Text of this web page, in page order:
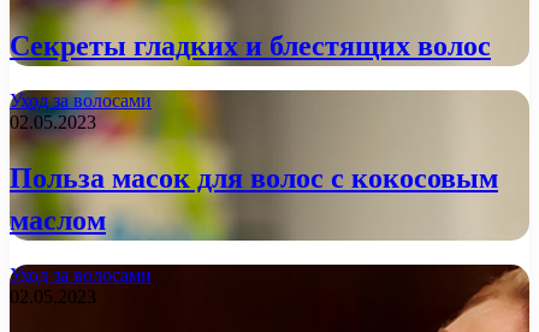
Секреты гладких и блестящих волос
Уход за волосами
02.05.2023
Польза масок для волос с кокосовым
маслом
Уход за волосами
02.05.2023